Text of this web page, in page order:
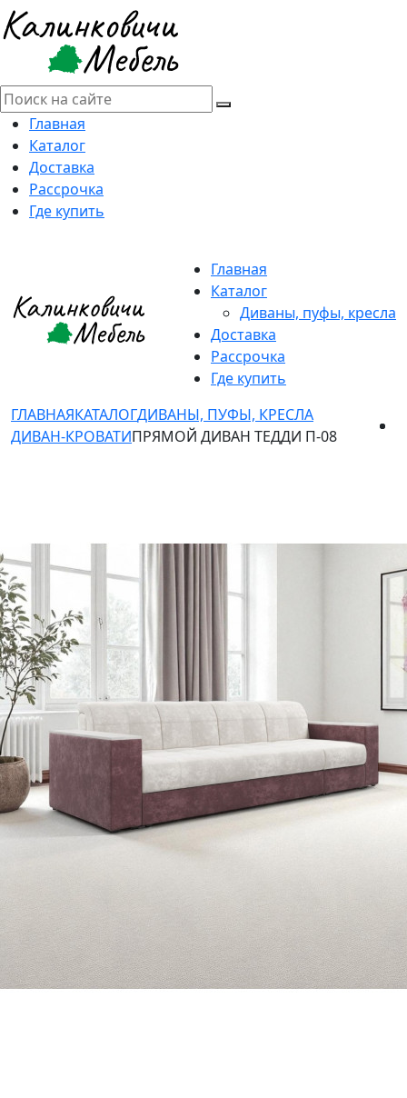
Главная
Каталог
Доставка
Рассрочка
Где купить
Главная
Каталог
Диваны, пуфы, кресла
Доставка
Рассрочка
Где купить
ГЛАВНАЯКАТАЛОГДИВАНЫ, ПУФЫ, КРЕСЛА
ДИВАН-КРОВАТИПРЯМОЙ ДИВАН ТЕДДИ П-08